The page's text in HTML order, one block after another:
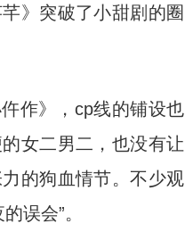
》突破了小甜剧的圈
作》，cp线的铺设也
女二男二，也没有让
的狗血情节。不少观
误会”。